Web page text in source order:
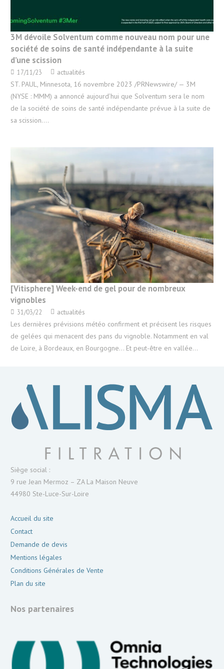
3M dévoile Solventum comme nouveau nom pour une
société de soins de santé indépendante à la suite
d’une scission
17/11/23
actualités
ST. PAUL, Minnesota, 16 novembre 2023 /PRNewswire/ — 3M
(NYSE : MMM) a annoncé aujourd’hui que Solventum sera le nom
de la société de soins de santé indépendante prévue à la suite de
sa scission.…
[Vitisphere] Week-end de gel pour de nombreux
vignobles
31/03/22
actualités
Les dernières prévisions météo confirment et précisent les risques
de gelées qui menacent des pans du vignoble. Notamment en val
de Loire, à Bordeaux, en Bourgogne… Et peut-être en vallée…
Siège social :
9 rue Jean Mermoz – ZA La Maison Neuve
44980 Ste-Luce-Sur-Loire
Accueil du site
Contact
Demande de devis
Mentions légales
Conditions Générales de Vente
Plan du site
Nos partenaires